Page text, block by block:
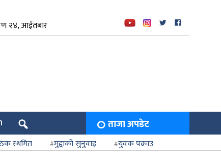
२४, आईतबार
ताजा अपडेट
स्थगित मुद्दाको सुनुवाइ
युवक पक्राउ